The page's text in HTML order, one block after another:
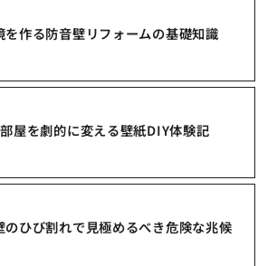
を作る防音壁リフォームの基礎知識
屋を劇的に変える壁紙DIY体験記
のひび割れで見極めるべき危険な兆候